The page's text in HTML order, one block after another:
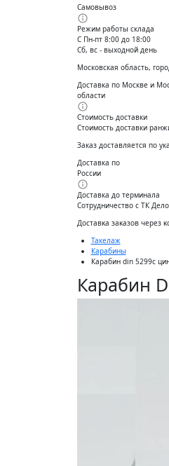
Самовывоз
Режим работы склада
С Пн-пт 8:00 до 18:00
Сб, вс - выходной день
Московская область,
Доставка по Москве и
области
Стоимость доставки
Стоимость доставки
Заказ доставляется по
Доставка по
России
Доставка до терминала
Сотрудничество с ТК
Доставĸа заĸазов через
Такелаж
Карабины
Карабин din 5299с
Карабин